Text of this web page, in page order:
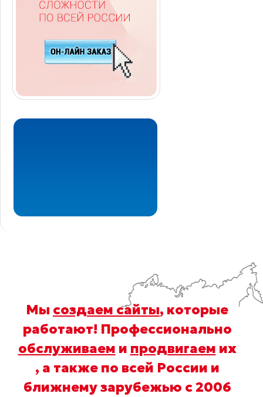
Мы создаем сайты, которые
работают! Профессионально
обслуживаем и продвигаем их
, а также по всей России и
ближнему зарубежью с 2006